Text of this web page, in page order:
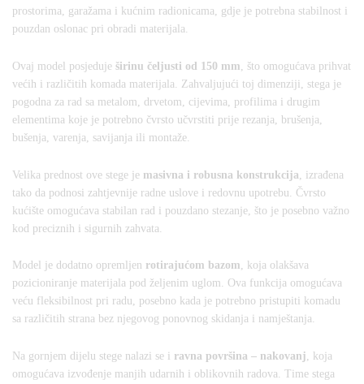
prostorima, garažama i kućnim radionicama, gdje je potrebna stabilnost i
pouzdan oslonac pri obradi materijala.
Ovaj model posjeduje širinu čeljusti od 150 mm , što omogućava prihvat
većih i različitih komada materijala. Zahvaljujući toj dimenziji, stega je
pogodna za rad sa metalom, drvetom, cijevima, profilima i drugim
elementima koje je potrebno čvrsto učvrstiti prije rezanja, brušenja,
bušenja, varenja, savijanja ili montaže.
Velika prednost ove stege je masivna i robusna konstrukcija , izrađena
tako da podnosi zahtjevnije radne uslove i redovnu upotrebu. Čvrsto
kućište omogućava stabilan rad i pouzdano stezanje, što je posebno važno
kod preciznih i sigurnih zahvata.
Model je dodatno opremljen rotirajućom bazom, koja olakšava
pozicioniranje materijala pod željenim uglom. Ova funkcija omogućava
veću fleksibilnost pri radu, posebno kada je potrebno pristupiti komadu
sa različitih strana bez njegovog ponovnog skidanja i namještanja.
Na gornjem dijelu stege nalazi se i ravna površina – nakovanj, koja
omogućava izvođenje manjih udarnih i oblikovnih radova. Time stega